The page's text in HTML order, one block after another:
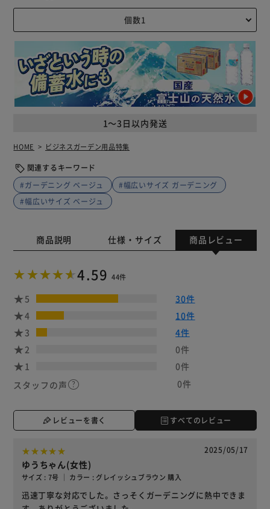
1～3日以内発送
HOME ビジネスガーデン用品特集
関連するキーワード
#ガーデニング ベージュ
#幅広いサイズ ガーデニング
#幅広いサイズ ベージュ
商品説明 仕様・サイズ 商品レビュー
4.59 44件
5
30件
4
10件
3
4件
2
0件
1
0件
スタッフの声
0件
レビューを書く すべてのレビュー
2025/05/17
ゆうちゃん(女性)
サイズ : 7号 ｜ カラー : グレイッシュブラウン 購入
迅速丁寧な対応でした。さっそくガーデニングに熱中できま